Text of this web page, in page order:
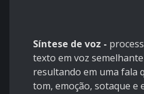
Síntese de voz -
texto em voz
resultando em uma fala
tom, emoção, sotaque e